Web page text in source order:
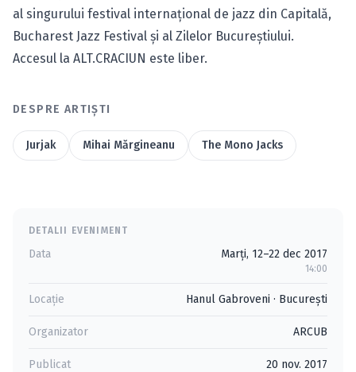
al singurului festival internaţional de jazz din Capitală,
Bucharest Jazz Festival și al Zilelor Bucureștiului.
Accesul la ALT.CRACIUN este liber.
DESPRE ARTIȘTI
Jurjak Mihai Mărgineanu The Mono Jacks
DETALII EVENIMENT
Data Marți, 12–22 dec 2017
14:00
Locație Hanul Gabroveni · Bucureşti
Organizator ARCUB
Publicat 20 nov. 2017